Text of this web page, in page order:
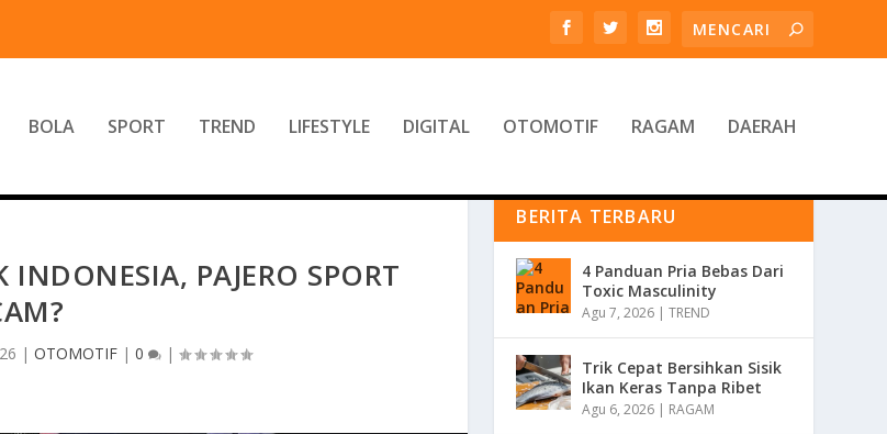
BOLA SPORT TREND LIFESTYLE DIGITAL OTOMOTIF RAGAM DAERAH
PAJERO SPORT
|OTOMOTIF |0 |
BERITA TERBARU
4 Panduan Pria Bebas Dari
Toxic Masculinity
Agu 7, 2026 |TREND
Trik Cepat Bersihkan Sisik
Ikan Keras Tanpa Ribet
Agu 6, 2026 | RAGAM